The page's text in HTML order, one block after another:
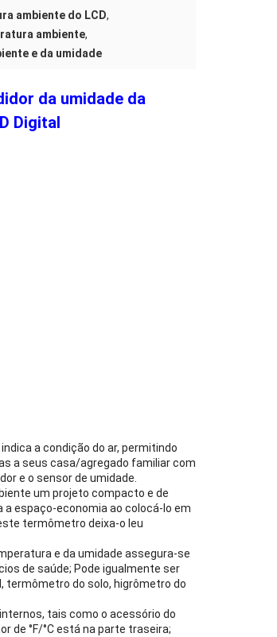
ambiente do LCD,
ambiente,
e da umidade
da umidade da
Digital
a condição do ar, permitindo
a seus casa/agregado familiar com
e o sensor de umidade.
um projeto compacto e de
espaço-economia ao colocá-lo em
termômetro deixa-o leu
e da umidade assegura-se
de saúde; Pode igualmente ser
termômetro do solo, higrômetro do
tais como o acessório do
de °F/°C está na parte traseira;